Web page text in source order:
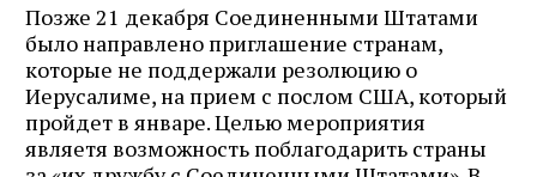
Позже 21 декабря Соединенными Штатами
было направлено приглашение странам,
которые не поддержали резолюцию о
Иерусалиме, на прием с послом США, который
пройдет в январе. Целью мероприятия
являетя возможность поблагодарить страны